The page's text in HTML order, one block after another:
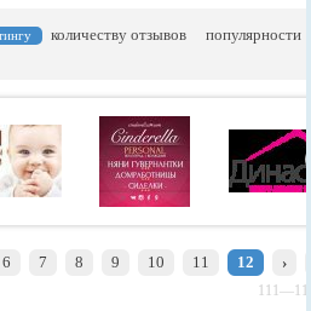
количеству отзывов
популярности
6 7 8 9 10 11 12 ›